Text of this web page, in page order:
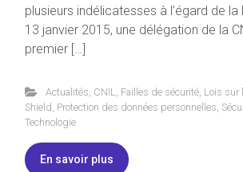
plusieurs indélicatesses à l’égard de
13 janvier 2015, une délégation de la
premier […]
Actualités CNIL Failles de sécurité, Lois sur
Shield Protection des données personnelles
Technologie
En savoir plus